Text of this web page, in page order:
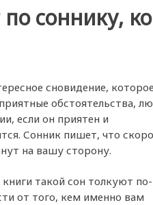
по соннику,
сновидение, которое
обстоятельства,
если он приятен и
Сонник пишет, что
на вашу сторону.
такой сон толкуют по-
от того, кем именно вам